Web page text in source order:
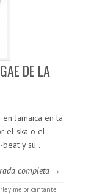
DE LA
Jamaica en la
el ska o el
beat y su…
completa →
mejor cantante